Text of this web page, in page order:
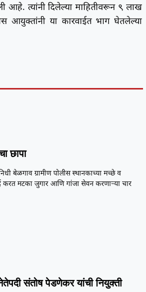
आहे. त्यांनी दिलेल्या माहितीवरून ९ लाख
आयुक्तांनी या कारवाईत भाग घेतलेल्या
छापा
बेळगाव ग्रामीण पोलीस स्थानकाच्या मच्छे व
करत मटका जुगार आणि गांजा सेवन करणाऱ्या चार
संतोष पेडणेकर यांची नियुक्ती